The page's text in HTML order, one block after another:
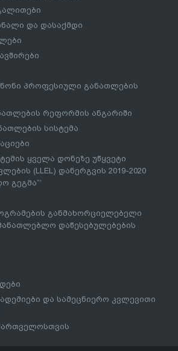
და დასაქმდი
პროფესიული განათლების
რეფორმის ანგარიში
სისტემა
ყველა დონეზე უწყვეტი
(LLEL) დანერგვის 2019-2020
გეგმა“’
განმახორციელებელი
დაწესებულებების
და სამეცნიერო კვლევითი